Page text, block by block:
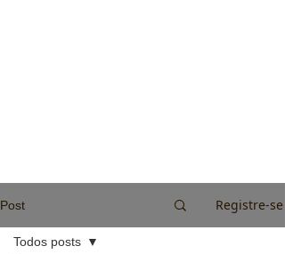
Post Registre-se
Todos posts